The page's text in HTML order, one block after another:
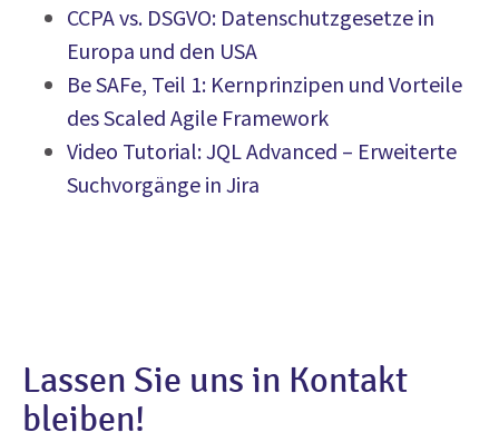
CCPA vs. DSGVO: Datenschutzgesetze in
Europa und den USA
Be SAFe, Teil 1: Kernprinzipen und Vorteile
des Scaled Agile Framework
Video Tutorial: JQL Advanced – Erweiterte
Suchvorgänge in Jira
Lassen Sie uns in Kontakt
bleiben!